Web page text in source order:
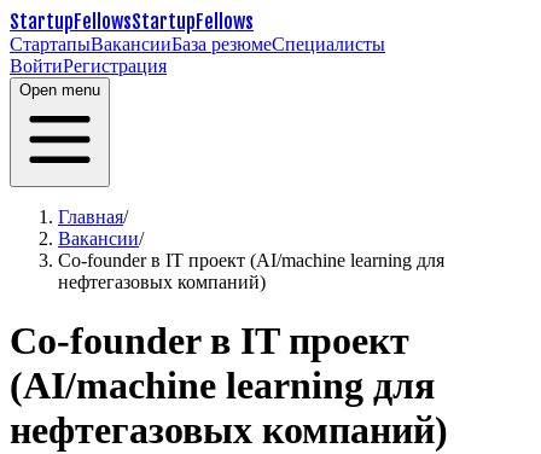
StartupFellowsStartupFellows
СтартапыВакансииБаза резюмеСпециалисты
ВойтиРегистрация
Open menu
Главная/
Вакансии/
Co-founder в IT проект (AI/machine learning для
нефтегазовых компаний)
Co-founder в IT проект
(AI/machine learning для
нефтегазовых компаний)